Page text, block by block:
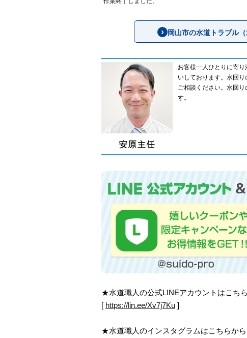
岡山市の水道トラブル
お客様一人ひとりに寄
いしております。水回
ご相談ください。水回
す。
★水道職人の公式LINEアカウントはこちら
[ https://lin.ee/Xv7j7Ku ]
★水道職人のインスタグラムはこちらから